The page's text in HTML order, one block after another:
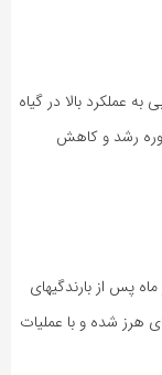
عملکرد بالا در گیاه
رشد و کاهش
کاشت نخود پاییزه ۱۵ آبان لغایت ۱۵ آذر ماه پس از بارندگیهای
هرز شده و با عملیات